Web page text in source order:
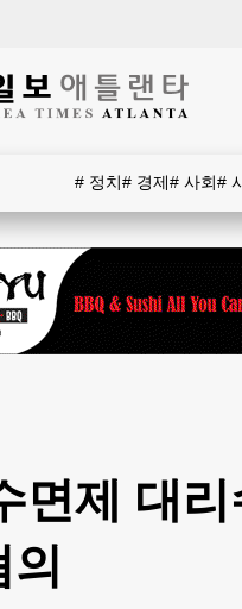
# 정치# 경제# 사회#
면제 대
의